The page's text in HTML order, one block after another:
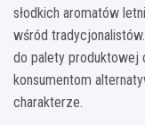
słodkich aromatów
wśród
do palety produktowej
konsumentom
charakterze.